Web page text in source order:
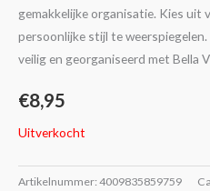
gemakkelijke organisatie. Kies uit
persoonlijke stijl te
veilig en georganiseerd met Bella
€8,95
Uitverkocht
Artikelnummer: 4009835859759